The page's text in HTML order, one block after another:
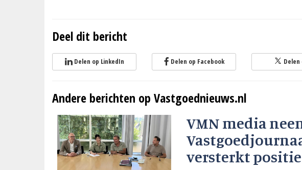
Deel dit bericht
Delen op LinkedIn Delen op Facebook Delen
Andere berichten op Vastgoednieuws.nl
VMN media
versterkt